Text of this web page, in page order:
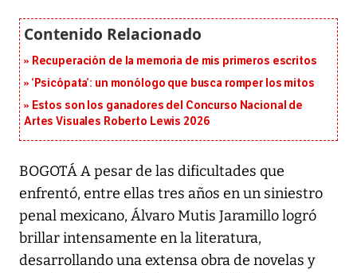
Recuperación de la memoria de mis primeros escritos
‘Psicópata’: un monólogo que busca romper los mitos
Estos son los ganadores del Concurso Nacional de
Artes Visuales Roberto Lewis 2026
BOGOTÁ A pesar de las dificultades que
enfrentó, entre ellas tres años en un siniestro
penal mexicano, Álvaro Mutis Jaramillo logró
brillar intensamente en la literatura,
desarrollando una extensa obra de novelas y